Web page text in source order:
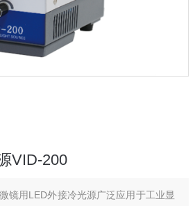
VID-200
镜用LED外接冷光源广泛应用于工业显